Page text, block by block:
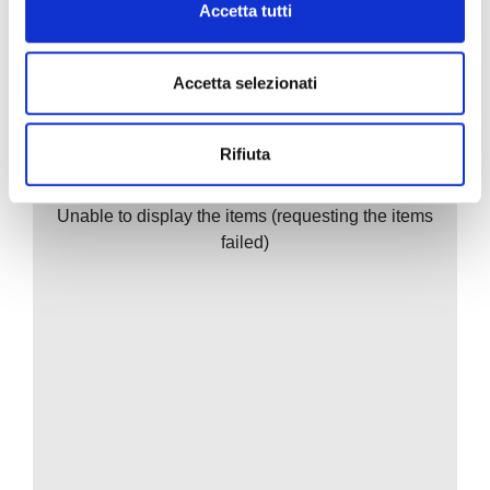
Accetta tutti
Accetta selezionati
Rifiuta
Unable to display the items (requesting the items
failed)